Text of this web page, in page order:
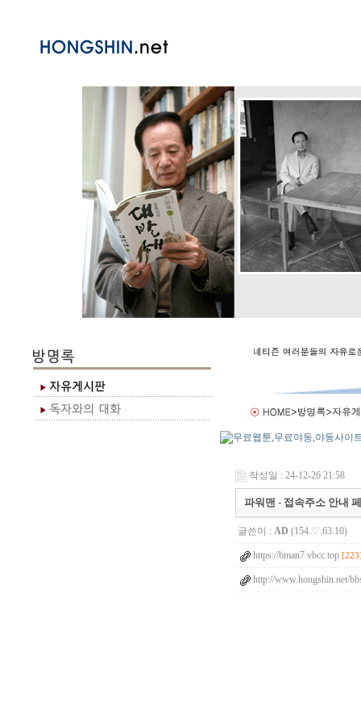
작성일 : 24-12-26 21:58
파워맨 - 접속주소 안내
글쓴이 : AD (154.♡.63.10)
https://bman7.vbcc.top
http://www.hongshin.net/